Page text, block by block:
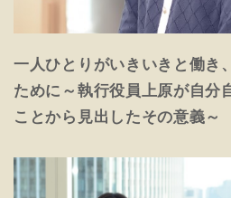
一人ひとりがいきいきと働き
ために～執行役員上原が自分
ことから見出したその意義～